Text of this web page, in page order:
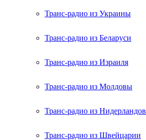
Транс-радио из Украины
Транс-радио из Беларуси
Транс-радио из Израиля
Транс-радио из Молдовы
Транс-радио из Нидерландов
Транс-радио из Швейцарии